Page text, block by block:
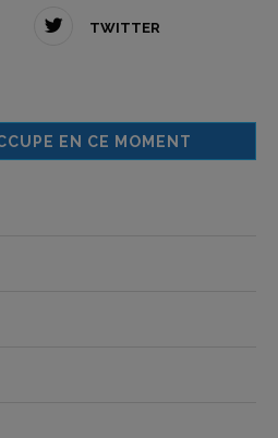
TWITTER
EN CE MOMENT